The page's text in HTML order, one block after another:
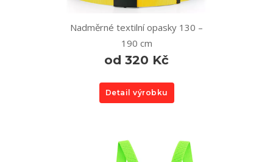
Nadměrné textilní opasky 130 –
190 cm
od 320 Kč
Detail výrobku